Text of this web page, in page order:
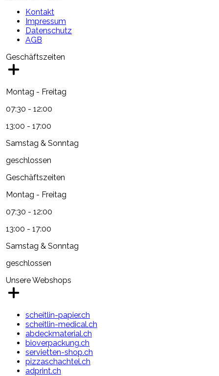
Kontakt
Impressum
Datenschutz
AGB
Geschäftszeiten
Montag - Freitag
07:30 - 12:00
13:00 - 17:00
Samstag & Sonntag
geschlossen
Geschäftszeiten
Montag - Freitag
07:30 - 12:00
13:00 - 17:00
Samstag & Sonntag
geschlossen
Unsere Webshops
scheitlin-papier.ch
scheitlin-medical.ch
abdeckmaterial.ch
bioverpackung.ch
servietten-shop.ch
pizzaschachtel.ch
adprint.ch